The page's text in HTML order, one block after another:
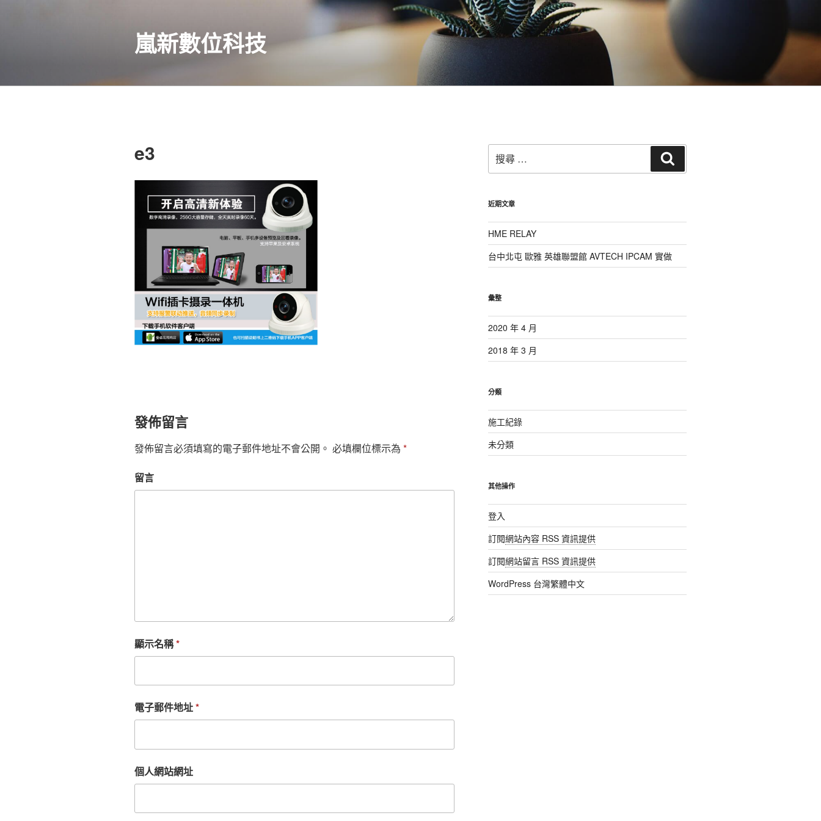
嵐新數位科技
e3
發佈留言
發佈留言必須填寫的電子郵件地址不會公開。 必填欄位標示為 *
留言
顯示名稱*
電子郵件地址*
個人網站網址
尋：
尋
近期文章
HME RELAY
台中北屯 歐雅 英雄聯盟館 AVTECH IPCAM 實做
彙整
2020 年 4 月
2018 年 3 月
分類
施工紀錄
未分類
其他操作
登入
訂閱網站內容 RSS 資訊提供
訂閱網站留言 RSS 資訊提供
WordPress 台灣繁體中文